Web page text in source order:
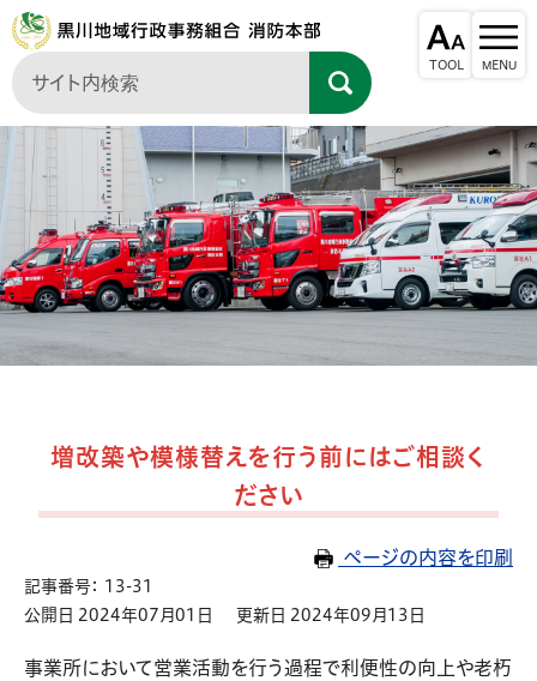
増改築や模様替えを行う前にはご相談く
ださい
ページの内容を印刷
記事番号： 13-31
公開日 2024年07月01日
更新日 2024年09月13日
事業所において営業活動を行う過程で利便性の向上や老朽